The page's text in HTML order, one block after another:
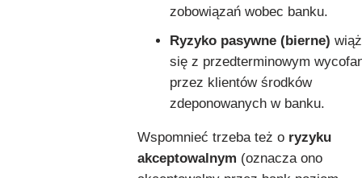
zobowiązań wobec banku.
Ryzyko pasywne (bierne)
się z przedterminowym
przez klientów środków
zdeponowanych w banku.
Wspomnieć trzeba też o ryzyku
akceptowalnym (oznacza ono